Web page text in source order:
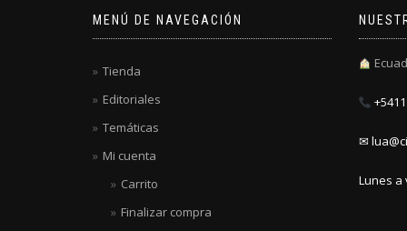
MENÚ DE NAVEGACIÓN
Tienda
Editoriales
Temáticas
Mi cuenta
Carrito
Finalizar compra
✉
Lunes a